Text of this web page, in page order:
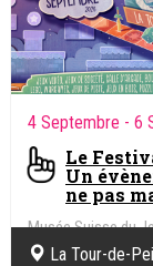
4 Septembre - 6
Le
Un
ne pas
Musée Suisse du
La Tour-de-